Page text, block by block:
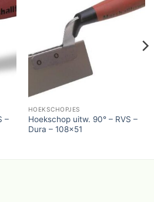
–
HOEKSCHOPJES
Hoekschop uitw. 90° – RVS –
Dura – 108×51